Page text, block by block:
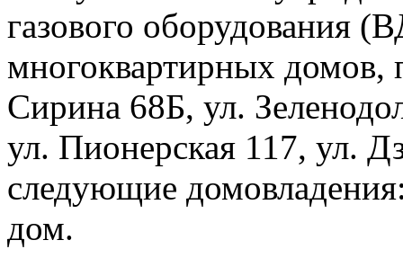
газового
многоквартирных
Сирина 68Б, ул.
ул. Пионерская 117, ул.
следующие
дом.